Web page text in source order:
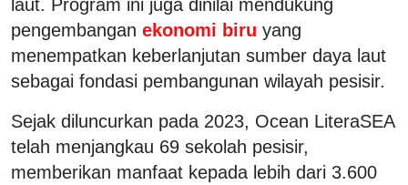
laut. Program ini juga dinilai mendukung
pengembangan ekonomi biru yang
menempatkan keberlanjutan sumber daya laut
sebagai fondasi pembangunan wilayah pesisir.
Sejak diluncurkan pada 2023, Ocean LiteraSEA
telah menjangkau 69 sekolah pesisir,
memberikan manfaat kepada lebih dari 3.600